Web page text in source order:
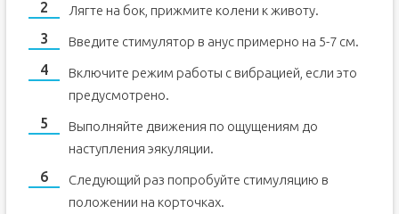
Лягте на бок, прижмите колени к животу.
Введите стимулятор в анус примерно на 5-7 см.
Включите режим работы с вибрацией, если это
предусмотрено.
Выполняйте движения по ощущениям до
наступления эякуляции.
Следующий раз попробуйте стимуляцию в
положении на корточках.